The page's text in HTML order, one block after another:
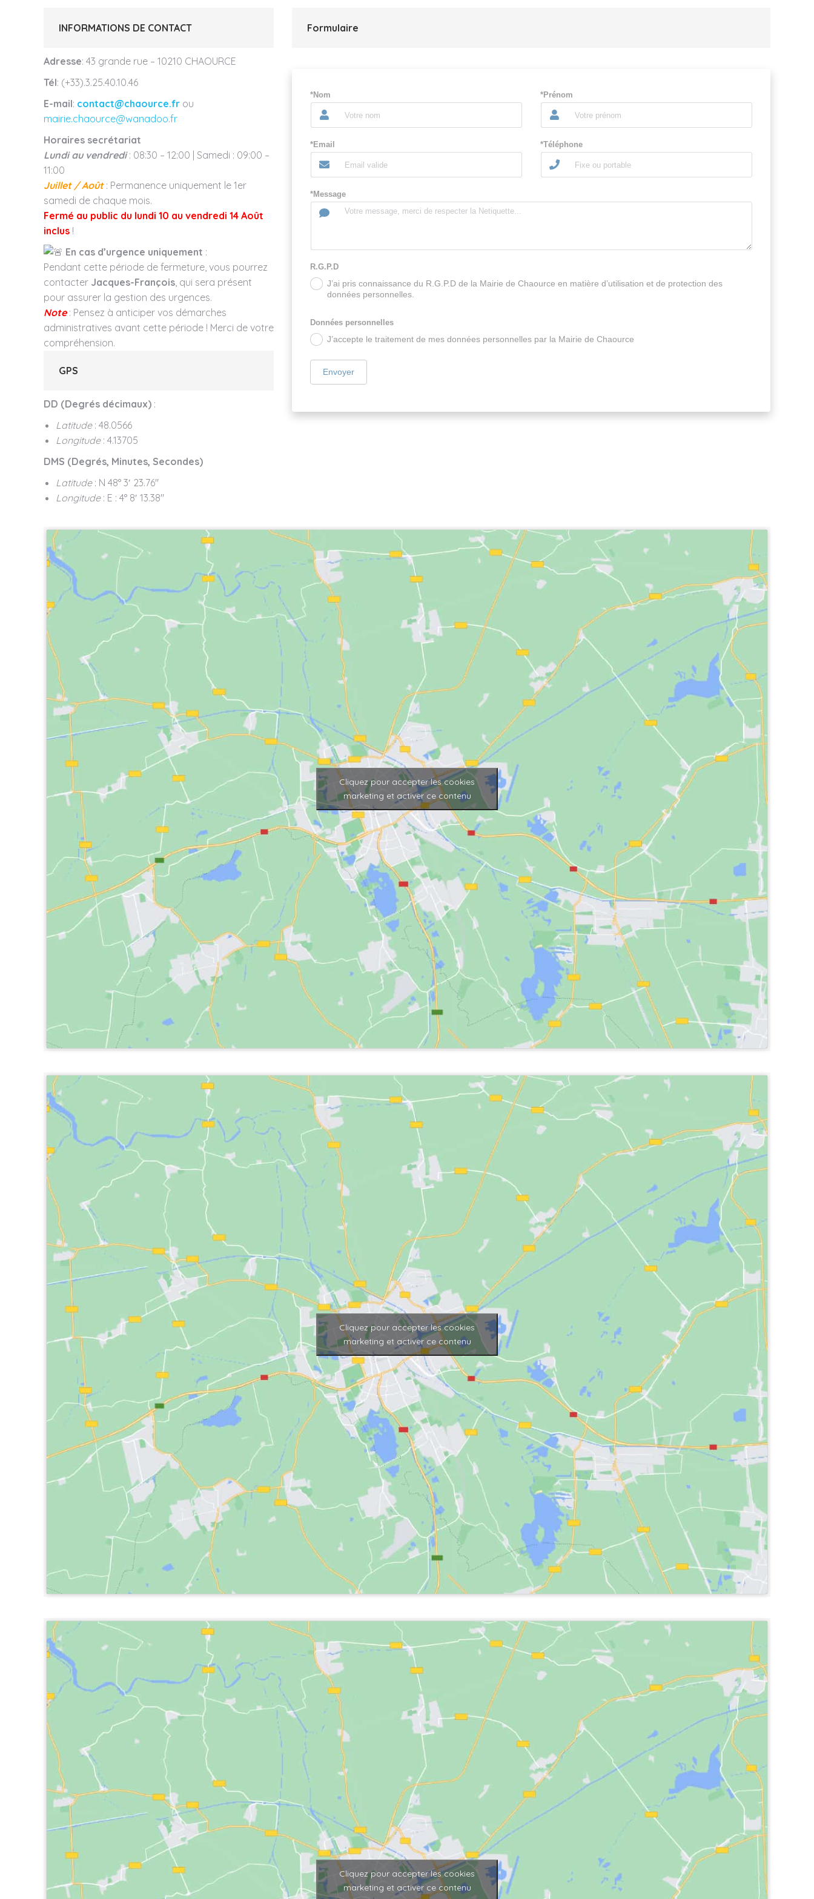
INFORMATIONS DE CONTACT
Adresse: 43 grande rue – 10210 CHAOURCE
Tél: (+33).3.25.40.10.46
E-mail: contact@chaource.fr ou
mairie.chaource@wanadoo.fr
Horaires secrétariat
Lundi au vendredi : 08:30 – 12:00 | Samedi : 09:00 –
11:00
Juillet / Août: Permanence uniquement le 1er
samedi de chaque mois.
Fermé au public du lundi 10 au vendredi 14 Août
inclus !
En cas d’urgence uniquement :
Pendant cette période de fermeture, vous pourrez
contacter Jacques-François, qui sera présent
pour assurer la gestion des urgences.
Note : Pensez à anticiper vos démarches
administratives avant cette période ! Merci de votre
compréhension.
GPS
DD (Degrés décimaux) :
Latitude: 48.0566
Longitude: 4.13705
DMS (Degrés, Minutes, Secondes)
Latitude: N 48° 3′ 23.76″
Longitude: E : 4° 8′ 13.38″
Formulaire
*Nom *Prénom
*Email *Téléphone
*Message
R.G.P.D
J’ai pris connaissance du R.G.P.D de la Mairie de Chaource en matière d’utilisation et de protection des
données personnelles.
Données personnelles
J’accepte le traitement de mes données personnelles par la Mairie de Chaource
Envoyer
Cliquez pour accepter les cookies
marketing et activer ce contenu
Cliquez pour accepter les cookies
marketing et activer ce contenu
Cliquez pour accepter les cookies
marketing et activer ce contenu